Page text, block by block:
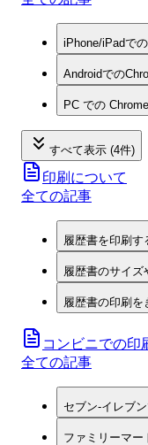
iPhone/iPadで
Androidでの
PC での
すべて表示 (4件)
印刷について
全ての記事
履歴書を印刷す
履歴書のサイズ
履歴書の印刷を
コンビニでの印
全ての記事
セブン‐イレブ
ファミリーマー